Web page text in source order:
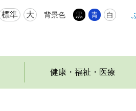
標準 大 背景色 黒 青 白
健康・福祉・医療